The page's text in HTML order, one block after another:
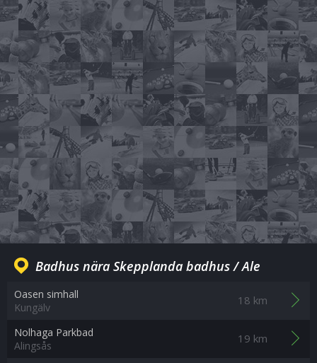
Badhus nära Skepplanda badhus / Ale
Oasen simhall
Kungälv
18 km
Nolhaga Parkbad
Alingsås
19 km